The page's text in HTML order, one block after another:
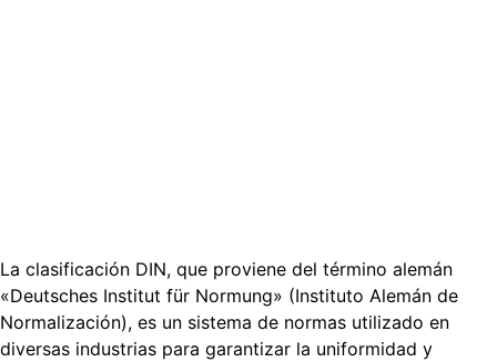
La clasificación DIN, que proviene del término alemán
«Deutsches Institut für Normung» (Instituto Alemán de
Normalización), es un sistema de normas utilizado en
diversas industrias para garantizar la uniformidad y